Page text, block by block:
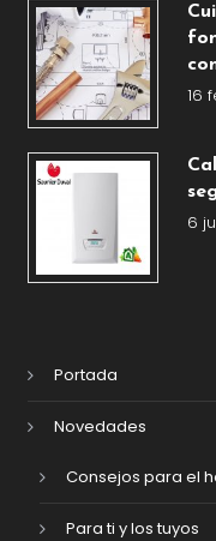
16
6
Portada
Novedades
Consejos para el
Para ti y los tuyos